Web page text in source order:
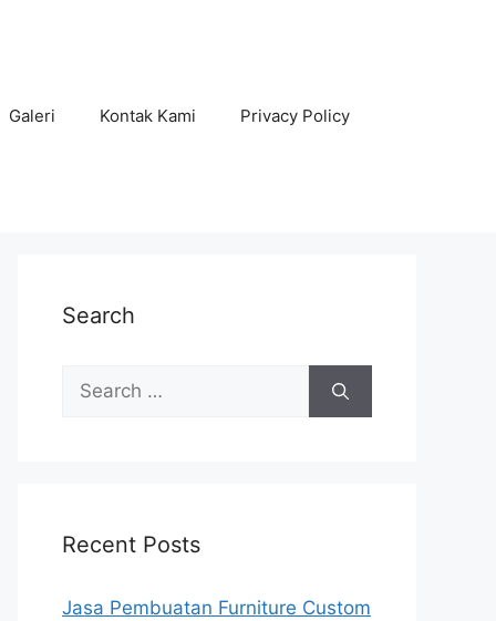
Galeri Kontak Kami Privacy Policy
Search
Search
for:
Recent Posts
Jasa Pembuatan Furniture Custom